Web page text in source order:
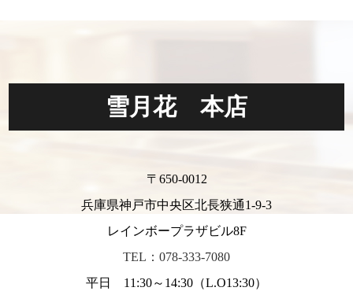
雪月花 本店
〒650-0012
兵庫県神戸市中央区北長狭通1-9-3
レインボープラザビル8F
TEL：078-333-7080
平日 11:30～14:30（L.O13:30）